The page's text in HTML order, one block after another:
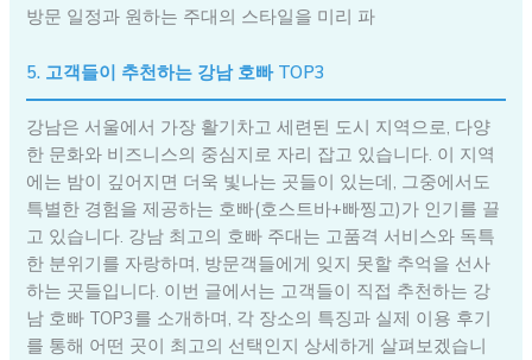
방문 일정과 원하는 주대의 스타일을 미리 파
5. 고객들이 추천하는 강남 호빠 TOP3
강남은 서울에서 가장 활기차고 세련된 도시 지역으로, 다양
한 문화와 비즈니스의 중심지로 자리 잡고 있습니다. 이 지역
에는 밤이 깊어지면 더욱 빛나는 곳들이 있는데, 그중에서도
특별한 경험을 제공하는 호빠(호스트바+빠찡고)가 인기를 끌
고 있습니다. 강남 최고의 호빠 주대는 고품격 서비스와 독특
한 분위기를 자랑하며, 방문객들에게 잊지 못할 추억을 선사
하는 곳들입니다. 이번 글에서는 고객들이 직접 추천하는 강
남 호빠 TOP3를 소개하며, 각 장소의 특징과 실제 이용 후기
를 통해 어떤 곳이 최고의 선택인지 상세하게 살펴보겠습니